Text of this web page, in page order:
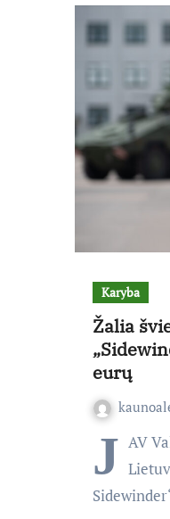
Karyba
Žalia
eurų
J AV